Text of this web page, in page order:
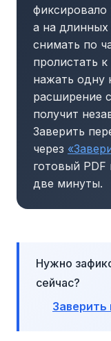
а на длинных
снимать по
пролистать
нажать одну
расширение
получит
Заверить
через
готовый
две минуты.
Нужно
сейчас?
Заверить